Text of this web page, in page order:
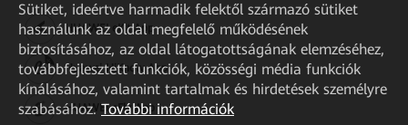
HUAWEI eKit App
Huawei HiKnow App
HUAWEI eFly App
Sütiket, ideértve harmadik felektől származó sütiket
használunk az oldal megfelelő működésének
biztosításához, az oldal látogatottságának elemzéséhez,
továbbfejlesztett funkciók, közösségi média funkciók
kínálásához, valamint tartalmak és hirdetések személyre
szabásához. További információk